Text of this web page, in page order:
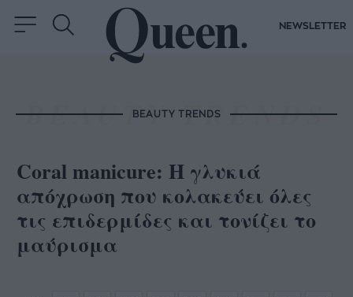
NEWSLETTER
BEAUTY TRENDS
Coral manicure: Η γλυκιά
απόχρωση που κολακεύει όλες
τις επιδερμίδες και τονίζει το
μαύρισμα